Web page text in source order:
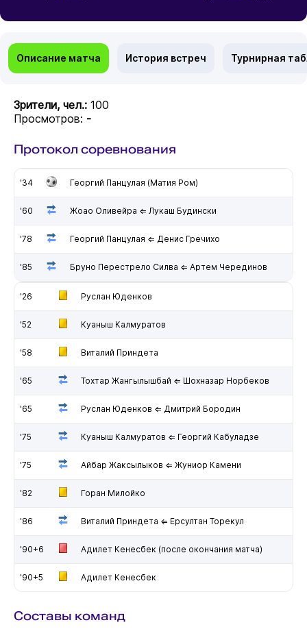
Описание матча История встреч Турнирная
Зрители, чел.: 100
Просмотров: -
Протокол соревнования
'34 Георгий Панцулая (Матия Ром)
'60 Жоао Оливейра ⇐ Лукаш Будински
'78 Георгий Панцулая ⇐ Денис Гречихо
'85 Бруно Перестрело Силва ⇐ Артем Черединов
'26 Руслан Юденков
'52 Куаныш Калмуратов
'58 Виталий Приндета
'65 Тохтар Жангылышбай ⇐ Шохназар Норбеков
'65 Руслан Юденков ⇐ Дмитрий Бородин
'75 Куаныш Калмуратов ⇐ Георгий Кабуладзе
'75 Айбар Жаксылыков ⇐ Жуниор Камени
'82 Горан Милойко
'86 Виталий Приндета ⇐ Ерсултан Торекул
'90+6 Адилет Кенесбек (после окончания матча)
'90+5 Адилет Кенесбек
Составы команд